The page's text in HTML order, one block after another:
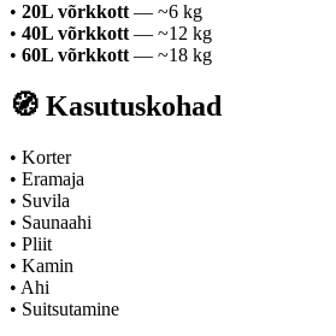
• 20L võrkkott — ~6 kg
• 40L võrkkott — ~12 kg
• 60L võrkkott — ~18 kg
🧭 Kasutuskohad
• Korter
• Eramaja
• Suvila
• Saunaahi
• Pliit
• Kamin
• Ahi
• Suitsutamine